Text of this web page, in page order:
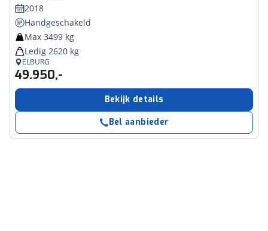
2018
Handgeschakeld
Max 3499 kg
Ledig 2620 kg
ELBURG
49.950,-
Bekijk details
Bel aanbieder